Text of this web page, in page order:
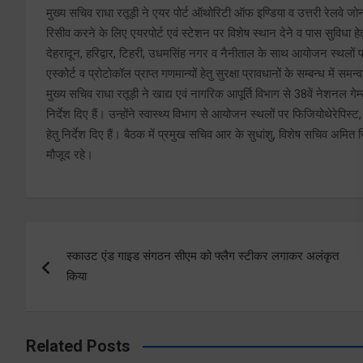
मुख्य सचिव राधा रतूड़ी ने एयर पोर्ट ऑथोरिटी ऑफ इण्डिया व उत्तरी रेलवे
रिसीव करने के लिए एयरपोर्ट एवं स्टेशन पर विशेष स्थान देने व पास
देहरादून, हरिद्वार, टिहरी, उधमसिंह नगर व नैनीताल के साथ आयोजन स्थलों
एस्कोर्ट व प्रोटोकॉल प्राप्त गणमान्यों हेतु सुरक्षा प्रावधानों के सम्बन्ध में
मुख्य सचिव राधा रतूड़ी ने खाद्य एवं नागरिक आपूर्ति विभाग से 38वें
निर्देश दिए हैं। उन्होंने स्वास्थ्य विभाग से आयोजन स्थलों पर
हेतु निर्देश दिए हैं। बैठक में प्रमुख सचिव आर के सुधांशु, विशेष सचिव अमित
मौजूद रहे।
navigation
स्काउट एंड गाइड संगठन सीएम को फ्लैग स्टीकर लगाकर अलंकृत
किया
Related Posts